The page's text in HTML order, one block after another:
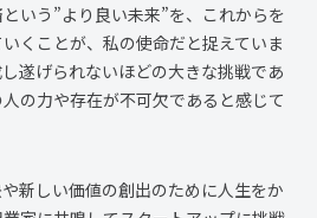
いう”より良い未来”を、これからを
くことが、私の使命だと捉えていま
遂げられないほどの大きな挑戦であ
の力や存在が不可欠であると感じて
新しい価値の創出のために人生をか